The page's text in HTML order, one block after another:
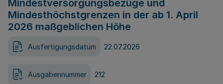
Mindestversorgungsbezüge und
Mindesthöchstgrenzen in der ab 1. April
2026 maßgeblichen Höhe
Ausfertigungsdatum 22.07.2026
Ausgabennummer 212